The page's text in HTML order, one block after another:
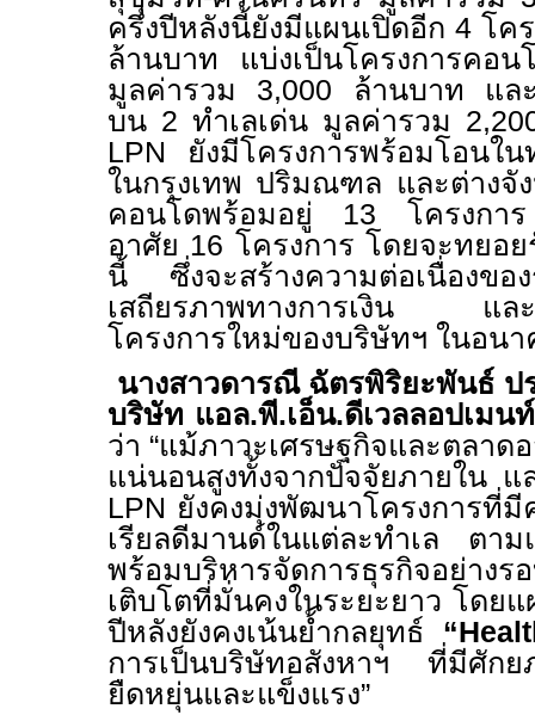
ครึ่งปีหลังนี้ยังมีแผนเปิดอีก 4 โค
ล้านบาท แบ่งเป็นโครงการคอ
มูลค่ารวม 3,000 ล้านบาท แล
บน 2 ทำเลเด่น มูลค่ารวม
LPN ยังมีโครงการพร้อมโอนใ
ในกรุงเทพ ปริมณฑล และต่างจั
คอนโดพร้อมอยู่ 13 โครงการ
อาศัย 16 โครงการ โดยจะทยอ
นี้ ซึ่งจะสร้างความต่อเนื่องของ
เสถียรภาพทางการเงิน และ
โครงการใหม่ของบริษัทฯ ในอน
นางสาวดารณี ฉัตรพิริยะพันธ์ ป
บริษัท แอล.พี.เอ็น.ดีเวลลอปเม
ว่า “แม้ภาวะเศรษฐกิจและตลาด
แน่นอนสูงทั้งจากปัจจัยภายใน แ
LPN ยังคงมุ่งพัฒนาโครงการที่
เรียลดีมานด์ในแต่ละทำเล ต
พร้อมบริหารจัดการธุรกิจอย่างร
เติบโตที่มั่นคงในระยะยาว โดย
ปีหลังยังคงเน้นย้ำกลยุทธ์ “
การเป็นบริษัทอสังหาฯ ที่มีศักย
ยืดหยุ่นและแข็งแรง”